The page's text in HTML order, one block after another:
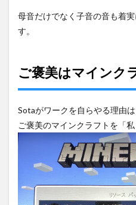
母音だけでなく子音の音も着
す。
ご褒美はマインク
Sotaがワークを自らやる理由は
ご褒美のマインクラフトを「私